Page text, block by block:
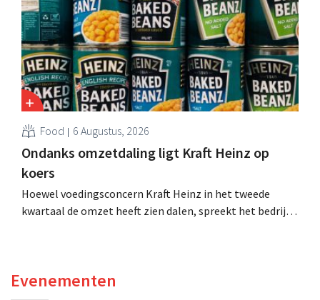
Food 6 Augustus, 2026
Ondanks omzetdaling ligt Kraft Heinz op
koers
Hoewel voedingsconcern Kraft Heinz in het tweede
kwartaal de omzet heeft zien dalen, spreekt het bedrijf
Evenementen